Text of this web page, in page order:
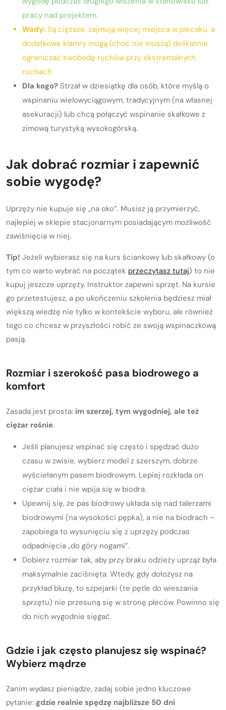
pracy nad projektem.
Wady: Są cięższe, zajmują więcej miejsca w plecaku, a
dodatkowe klamry mogą (choć nie muszą) delikatnie
ograniczać swobodę ruchów przy ekstremalnych
ruchach.
Dla kogo? Strzał w dziesiątkę dla osób, które myślą o
wspinaniu wielowyciągowym, tradycyjnym (na własnej
asekuracji) lub chcą połączyć wspinanie skałkowe z
zimową turystyką wysokogórską.
Jak dobrać rozmiar i zapewnić
sobie wygodę?
Uprzęży nie kupuje się „na oko”. Musisz ją przymierzyć,
najlepiej w sklepie stacjonarnym posiadającym możliwość
zawiśnięcia w niej.
Tip! Jeżeli wybierasz się na kurs ściankowy lub skałkowy (o
tym co warto wybrać na początek przeczytasz tutaj) to nie
kupuj jeszcze uprzęży. Instruktor zapewni sprzęt. Na kursie
go przetestujesz, a po ukończeniu szkolenia będziesz miał
większą wiedzę nie tylko w kontekście wyboru, ale również
tego co chcesz w przyszłości robić ze swoją wspinaczkową
pasją.
Rozmiar i szerokość pasa biodrowego a
komfort
Zasada jest prosta: im szerzej, tym wygodniej, ale też
ciężar rośnie.
Jeśli planujesz wspinać się często i spędzać dużo
czasu w zwisie, wybierz model z szerszym, dobrze
wyściełanym pasem biodrowym. Lepiej rozkłada on
ciężar ciała i nie wpija się w biodra.
Upewnij się, że pas biodrowy układa się nad talerzami
biodrowymi (na wysokości pępka), a nie na biodrach –
zapobiega to wysunięciu się z uprzęży podczas
odpadnięcia „do góry nogami”.
Dobierz rozmiar tak, aby przy braku odzieży uprząż była
maksymalnie zaciśnięta. Wtedy, gdy dołożysz na
przykład bluzę, to szpejarki (te pętle do wieszania
sprzętu) nie przesuną się w stronę pleców. Powinno się
do nich wygodnie sięgać.
Gdzie i jak często planujesz się wspinać?
Wybierz mądrze
Zanim wydasz pieniądze, zadaj sobie jedno kluczowe
pytanie: gdzie realnie spędzę najbliższe 50 dni